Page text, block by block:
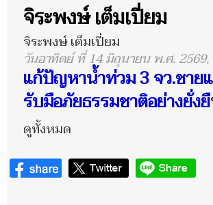
จิระพงษ์ เต็มเปี่ยม
จิระพงษ์ เต็มเปี่ยม
วันอาทิตย์ ที่ 14 มิถุนายน พ.ศ. 2569,
แก้ปัญหาน้ำท่วม 3 จว.ชาย
รับมือภัยธรรมชาติอย่างยั่ง
ดูทั้งหมด